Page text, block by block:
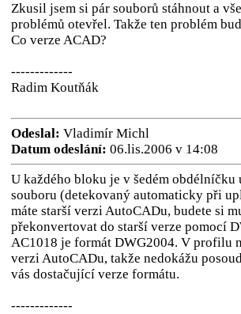
Zkusil jsem si pár souborů stáhnout a
problémů otevřel. Takže ten problém
Co verze ACAD?
-------------
Radim Koutňák
Odeslal: Vladimír Michl
Datum odeslání: 06.lis.2006 v 14:08
U každého bloku je v šedém obdélníčku
souboru (detekovaný automaticky při
máte starší verzi AutoCADu, budete si
překonvertovat do starší verze pomocí
AC1018 je formát DWG2004. V profilu
verzi AutoCADu, takže nedokážu
vás dostačující verze formátu.
-------------